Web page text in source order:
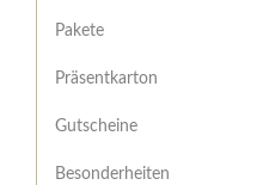
/
Widerrufsformular
AGB
Meine
Pakete
Präsentkarton
Gutscheine
Besonderheiten